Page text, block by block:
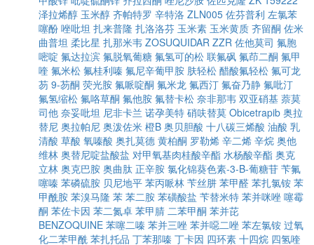
泽拉烯醇 玉米醇 齐帕特罗 辛特洛 ZLN005 佐芬普利 左氯苯
噻酚 唑吡坦 扎来普隆 扎洛洛芬 玉米素 玉米黄质 齐留酮 佐米
曲普坦 柔比星 扎那米韦 ZOSUQUIDAR ZZR 佐他莫司 氟胞
嘧啶 氟达拉滨 氟脱氧葡糖 氟氢可的松 联氟砜 氟茚二酮 氟甲
喹 氟米松 氟桂利嗪 氟尼辛葡甲胺 肤轻松 醋酸氟轻松 氟可龙
芴 9-芴酮 荧光胺 氟哌啶酮 氟米龙 氟西汀 氟奋乃静 氟吡汀
氟氢缩松 氟咯草酮 氟他胺 氟替卡松 奈非那韦 双亚硝基 萘莫
司他 奈妥吡坦 尼非卡兰 诺孕美特 硝呋替莫 Obicetrapib 奥拉
替尼 奥拉帕尼 奥泼佐米 橙B 奥贝胆酸 十八碳三烯酸 油酸 乳
清酸 草酸 氧嗪酸 奥扎莫德 黄柏酮 罗勒烯 辛二烯 辛烷 奥他
维林 奥替尼啶盐酸盐 对甲氧基肉桂酸辛酯 水杨酸辛酯 奥克
立林 奥克巴胺 奥曲肽 正辛胺 氯化锦葵色素-3-Β-葡糖苷 苄氟
噻嗪 苯磷硫胺 贝尼地平 苯丙哌林 苄丝肼 苯甲醛 苯扎氯铵 苯
甲酰胺 苯溴马隆 苯 苯二胺 苯磺酸盐 苄替米特 苯并咪唑 噻霉
酮 苯佐卡因 苯二氮卓 苯甲腈 二苯甲酮 苯并芘
BENZOQUINE 苯噻二嗪 苯并三唑 苯并噁二唑 苯左氯铵 过氧
化二苯甲酰 苯扎托品 丁苯那嗪 丁卡因 四环素 十四烷 四氢喹